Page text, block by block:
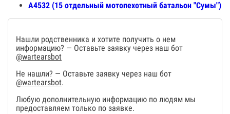
А4532 (15 отдельный мотопехотный батальон "Сумы")
Нашли родственника и хотите получить о нем
информацию? — Оставьте заявку через наш бот
@wartearsbot
Не нашли? — Оставьте заявку через наш бот
@wartearsbot.
Любую дополнительную информацию по людям мы
предоставляем только по заявке.